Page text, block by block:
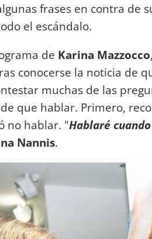
frases en contra de
el escándalo.
de Karina Mazzocco
conocerse la noticia de
muchas de las
que hablar. Primero,
no hablar. "Hablaré
Nannis.